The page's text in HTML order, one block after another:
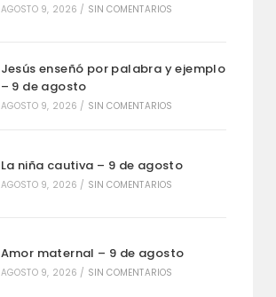
AGOSTO 9, 2026 / SIN COMENTARIOS
Jesús enseñó por palabra y ejemplo
– 9 de agosto
AGOSTO 9, 2026 / SIN COMENTARIOS
La niña cautiva – 9 de agosto
AGOSTO 9, 2026 / SIN COMENTARIOS
Amor maternal – 9 de agosto
AGOSTO 9, 2026 / SIN COMENTARIOS